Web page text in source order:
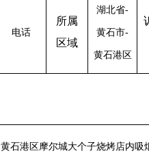
电话
所属
区域
湖北省-
黄石市-
黄石港区
黄石港区摩尔城大个子烧烤店内吸